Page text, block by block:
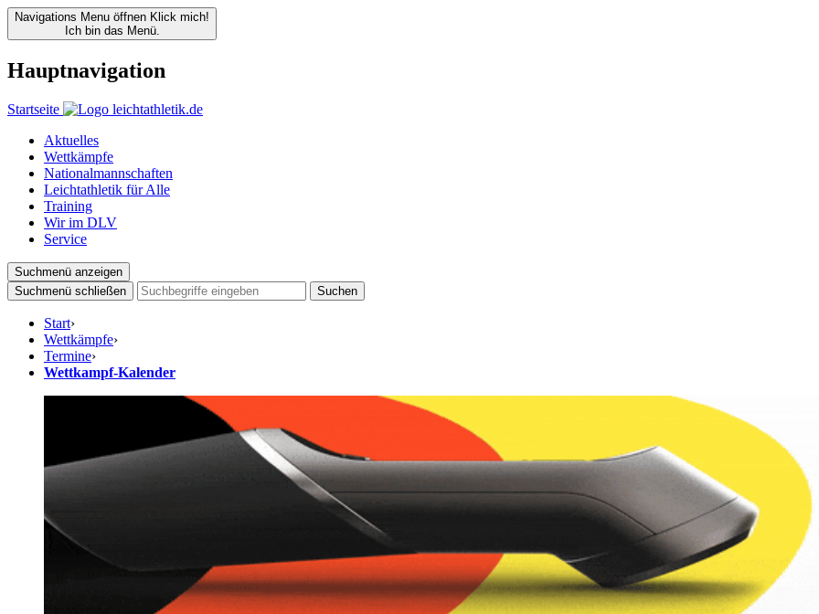
Navigations Menu öffnen Klick mich!
Ich bin das Menü.
Hauptnavigation
Startseite
Aktuelles
Wettkämpfe
Nationalmannschaften
Leichtathletik für Alle
Training
Wir im DLV
Service
Suchmenü anzeigen
Suchmenü schließen
Suchen
Start›
Wettkämpfe›
Termine›
Wettkampf-Kalender